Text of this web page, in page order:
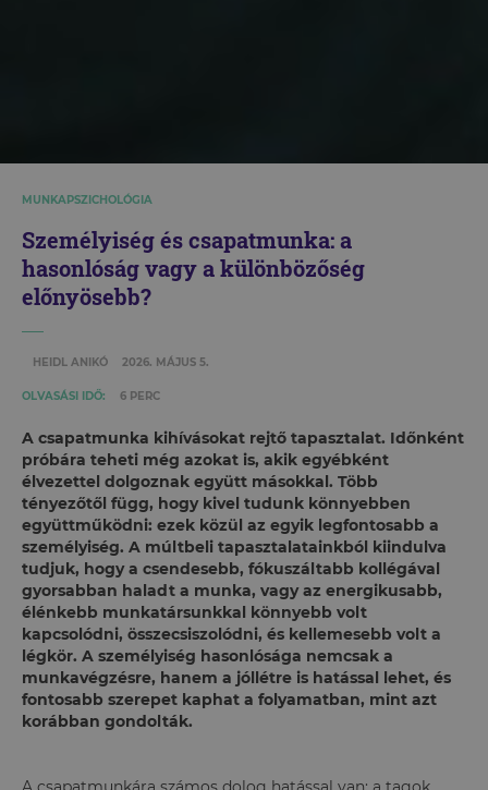
MUNKAPSZICHOLÓGIA
Személyiség és csapatmunka: a
hasonlóság vagy a különbözőség
előnyösebb?
HEIDL ANIKÓ 2026. MÁJUS 5.
OLVASÁSI IDŐ: 6 PERC
A csapatmunka kihívásokat rejtő tapasztalat. Időnként
próbára teheti még azokat is, akik egyébként
élvezettel dolgoznak együtt másokkal. Több
tényezőtől függ, hogy kivel tudunk könnyebben
együttműködni: ezek közül az egyik legfontosabb a
személyiség. A múltbeli tapasztalatainkból kiindulva
tudjuk, hogy a csendesebb, fókuszáltabb kollégával
gyorsabban haladt a munka, vagy az energikusabb,
élénkebb munkatársunkkal könnyebb volt
kapcsolódni, összecsiszolódni, és kellemesebb volt a
légkör. A személyiség hasonlósága nemcsak a
munkavégzésre, hanem a jóllétre is hatással lehet, és
fontosabb szerepet kaphat a folyamatban, mint azt
korábban gondolták.